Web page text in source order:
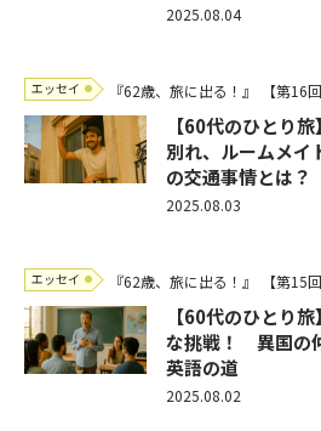
2025.08.04
エッセイ 『62歳、旅に出る！』 【第16回
【60代のひとり
別れ、ルームメイ
の交通事情とは？
2025.08.03
エッセイ 『62歳、旅に出る！』 【第15回
【60代のひとり
な挑戦！ 異国の
英語の道
2025.08.02